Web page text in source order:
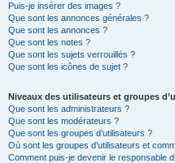
Puis-je insérer des images ?
Que sont les annonces générales ?
Que sont les annonces ?
Que sont les notes ?
Que sont les sujets verrouillés ?
Que sont les icônes de sujet ?
Niveaux des utilisateurs et groupes
Que sont les administrateurs ?
Que sont les modérateurs ?
Que sont les groupes d’utilisateurs ?
Où sont les groupes d’utilisateurs et
Comment puis-je devenir le responsable